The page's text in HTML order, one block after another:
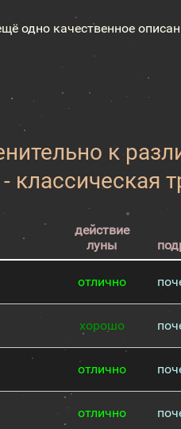
одно качественное
к
классическая
действие
луны
отлично
хорошо
отлично
отлично